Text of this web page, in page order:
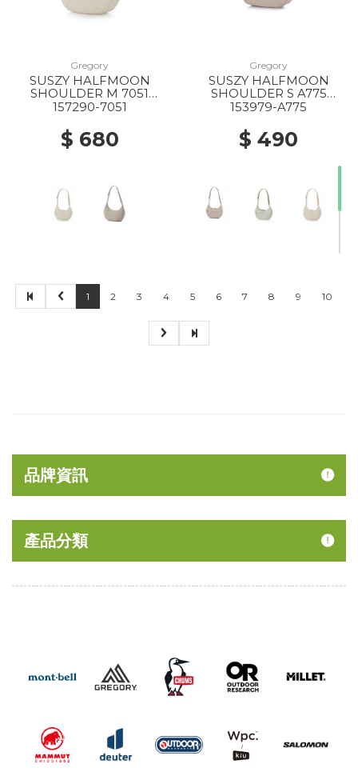
20% Off 10% Off 20% Off
Gregory
SUSZY HALFMOON
SHOULDER M 7051
IVORY WHITE
157290-7051
$ 680
Gregory
SUSZY HALFMOON
SHOULDER S A775
CREME BRULEE
153979-A775
$ 490
1 2 3 4 5 6 7 8 9 10
品牌資訊
產品分類